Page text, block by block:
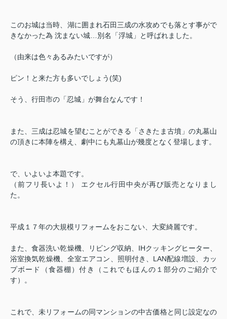
このお城は当時、湖に囲まれ石田三成の水攻めでも落とす事がで
きなかった為 沈まない城…別名「浮城」と呼ばれました。
（由来は色々あるみたいですが）
ピン！と来た方も多いでしょう(笑)
そう、行田市の「忍城」が舞台なんです！
また、三成は忍城を望むことができる「さきたま古墳」の丸墓山
の頂きに本陣を構え、劇中にも丸墓山が幾度となく登場します。
で、いよいよ本題です。
（前フリ長いよ！） エクセル行田中央が再び販売となりまし
た。
平成１７年の大規模リフォームをおこない、大変綺麗です。
また、食器洗い乾燥機、リビング収納、IHクッキングヒーター、
浴室換気乾燥機、全室エアコン、照明付き、LAN配線増設、カッ
プボード（食器棚）付き（これでもほんの１部分のご紹介で
す）。
これで、未リフォームの同マンションの中古価格と同じ設定なの